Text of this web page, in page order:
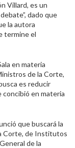
Villard, es un
dado que
la autora
termine el
en materia
de la Corte,
es reducir
en materia
que buscará la
Corte, de Institutos
de la